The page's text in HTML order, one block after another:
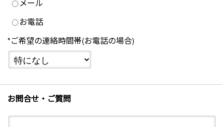
メール
お電話
*ご希望の連絡時間帯(お電話の場合)
お問合せ・ご質問